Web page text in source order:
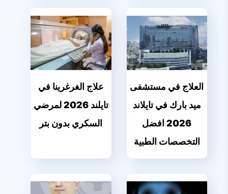
العلاج في مستشفى
ميد بارك في تايلاند
2026 افضل
التخصصات الطبية
علاج الغرغرينا في
تايلند 2026 لمرضي
السكري بدون بتر